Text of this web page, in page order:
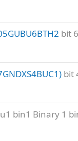
bit
bit
bin1 Binary 1